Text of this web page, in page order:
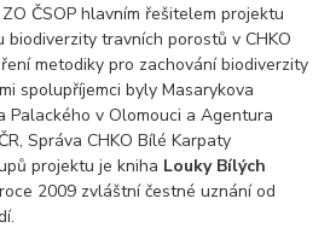
ČSOP hlavním řešitelem projektu
travních porostů v CHKO
metodiky pro zachování biodiverzity
spolupříjemci byly Masarykova
Palackého v Olomouci a Agentura
Správa CHKO Bílé Karpaty
projektu je kniha Louky Bílých
2009 zvláštní čestné uznání od